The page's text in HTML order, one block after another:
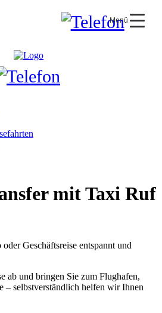
mit Taxi Ruf
Geschäftsreise entspannt und
ab und bringen Sie zum Flughafen,
– selbstverständlich helfen wir Ihnen
Menü